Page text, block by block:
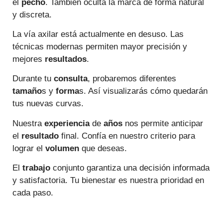
el pecho. También oculta la marca de forma natural
y discreta.
La vía axilar está actualmente en desuso. Las
técnicas modernas permiten mayor precisión y
mejores resultados.
Durante tu consulta, probaremos diferentes
tamaños y formas. Así visualizarás cómo quedarán
tus nuevas curvas.
Nuestra experienciade años nos permite anticipar
el resultado final. Confía en nuestro criterio para
lograr el volumen que deseas.
El trabajo conjunto garantiza una decisión informada
y satisfactoria. Tu bienestar es nuestra prioridad en
cada paso.